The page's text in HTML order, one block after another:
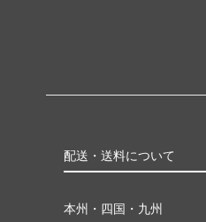
配送・送料について
本州・四国・九州